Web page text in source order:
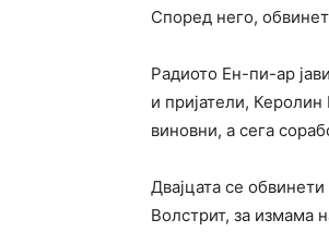
Според него,
Радиото Ен-пи-ар
и пријатели, Керолин
виновни, а сега
Двајцата се
Волстрит, за измама